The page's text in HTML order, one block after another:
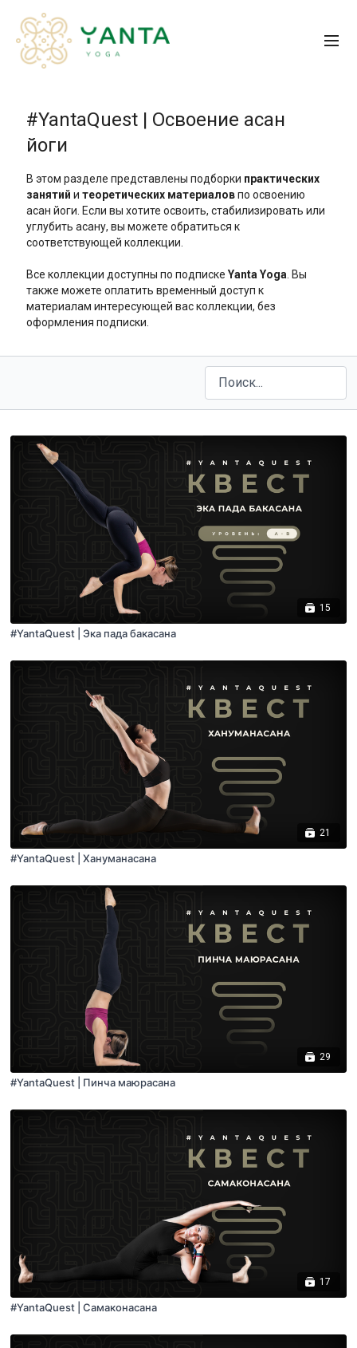
#YantaQuest | Освоение асан
йоги
В этом разделе представлены подборки практических
занятий итеоретических материаловпо освоению
асан йоги. Если вы хотите освоить, стабилизировать или
углубить асану, вы можете обратиться к
соответствующей коллекции.
Все коллекции доступны по подпискеYanta Yoga . Вы
также можете оплатить временный доступ к
материалам интересующей вас коллекции, без
оформления подписки.
15
#YantaQuest | Эка пада бакасана
21
#YantaQuest | Хануманасана
29
#YantaQuest | Пинча маюрасана
17
#YantaQuest | Самаконасана